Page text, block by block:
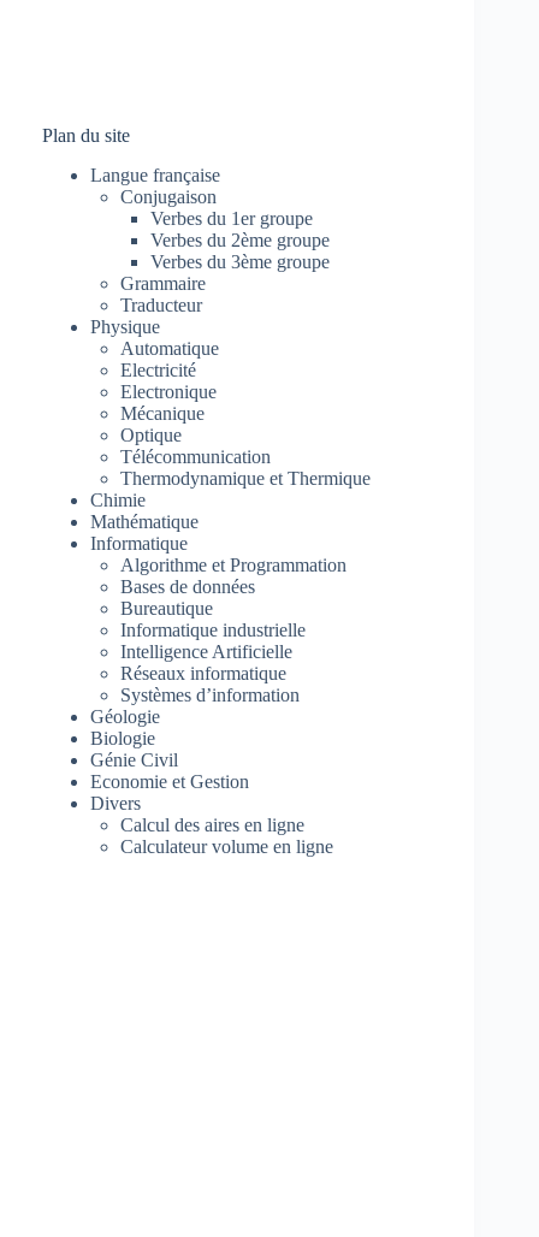
Plan du site
Langue française
Conjugaison
Verbes du 1er groupe
Verbes du 2ème groupe
Verbes du 3ème groupe
Grammaire
Traducteur
Physique
Automatique
Electricité
Electronique
Mécanique
Optique
Télécommunication
Thermodynamique et Thermique
Chimie
Mathématique
Informatique
Algorithme et Programmation
Bases de données
Bureautique
Informatique industrielle
Intelligence Artificielle
Réseaux informatique
Systèmes d’information
Géologie
Biologie
Génie Civil
Economie et Gestion
Divers
Calcul des aires en ligne
Calculateur volume en ligne